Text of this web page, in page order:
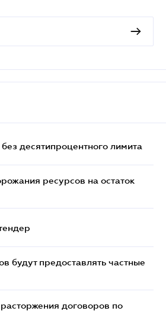
десятипроцентного лимита
ресурсов на остаток
будут предоставлять частные
договоров по